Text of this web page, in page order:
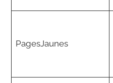
PagesJaunes